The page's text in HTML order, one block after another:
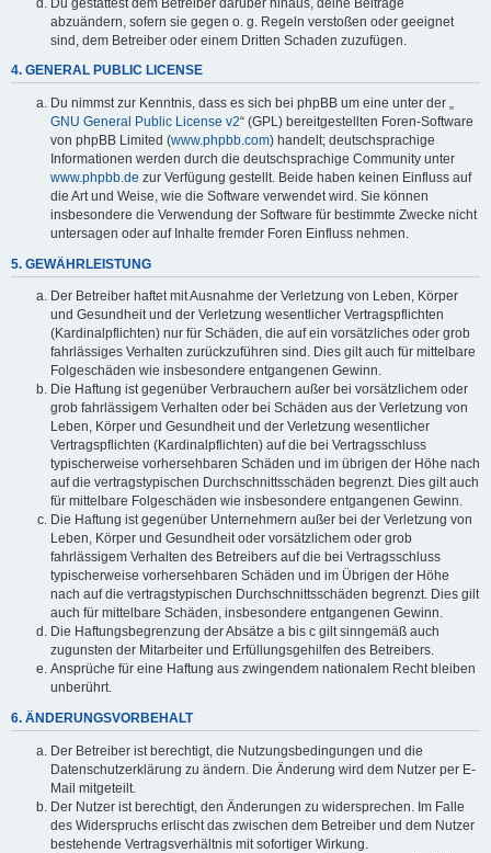
abzuändern, sofern sie gegen o. g. Regeln verstoßen oder geeignet
sind, dem Betreiber oder einem Dritten Schaden zuzufügen.
4. GENERAL PUBLIC LICENSE
Du nimmst zur Kenntnis, dass es sich bei phpBB um eine unter der „
GNU General Public License v2“ (GPL) bereitgestellten Foren-Software
von phpBB Limited (www.phpbb.com) handelt; deutschsprachige
Informationen werden durch die deutschsprachige Community unter
www.phpbb.de zur Verfügung gestellt. Beide haben keinen Einfluss auf
die Art und Weise, wie die Software verwendet wird. Sie können
insbesondere die Verwendung der Software für bestimmte Zwecke nicht
untersagen oder auf Inhalte fremder Foren Einfluss nehmen.
5. GEWÄHRLEISTUNG
Der Betreiber haftet mit Ausnahme der Verletzung von Leben, Körper
und Gesundheit und der Verletzung wesentlicher Vertragspflichten
(Kardinalpflichten) nur für Schäden, die auf ein vorsätzliches oder grob
fahrlässiges Verhalten zurückzuführen sind. Dies gilt auch für mittelbare
Folgeschäden wie insbesondere entgangenen Gewinn.
Die Haftung ist gegenüber Verbrauchern außer bei vorsätzlichem oder
grob fahrlässigem Verhalten oder bei Schäden aus der Verletzung von
Leben, Körper und Gesundheit und der Verletzung wesentlicher
Vertragspflichten (Kardinalpflichten) auf die bei Vertragsschluss
typischerweise vorhersehbaren Schäden und im übrigen der Höhe nach
auf die vertragstypischen Durchschnittsschäden begrenzt. Dies gilt auch
für mittelbare Folgeschäden wie insbesondere entgangenen Gewinn.
Die Haftung ist gegenüber Unternehmern außer bei der Verletzung von
Leben, Körper und Gesundheit oder vorsätzlichem oder grob
fahrlässigem Verhalten des Betreibers auf die bei Vertragsschluss
typischerweise vorhersehbaren Schäden und im Übrigen der Höhe
nach auf die vertragstypischen Durchschnittsschäden begrenzt. Dies gilt
auch für mittelbare Schäden, insbesondere entgangenen Gewinn.
Die Haftungsbegrenzung der Absätze a bis c gilt sinngemäß auch
zugunsten der Mitarbeiter und Erfüllungsgehilfen des Betreibers.
Ansprüche für eine Haftung aus zwingendem nationalem Recht bleiben
unberührt.
6. ÄNDERUNGSVORBEHALT
Der Betreiber ist berechtigt, die Nutzungsbedingungen und die
Datenschutzerklärung zu ändern. Die Änderung wird dem Nutzer per E-
Mail mitgeteilt.
Der Nutzer ist berechtigt, den Änderungen zu widersprechen. Im Falle
des Widerspruchs erlischt das zwischen dem Betreiber und dem Nutzer
bestehende Vertragsverhältnis mit sofortiger Wirkung.